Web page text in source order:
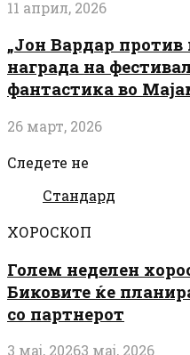
11 април, 2026
„Јон Вардар против
награда на
фантастика во
26 март, 2026
Следете не
Стандард
ХОРОСКОП
Голем неделен
Биковите ќе
со партнерот
3 мај, 20263 мај, 2026